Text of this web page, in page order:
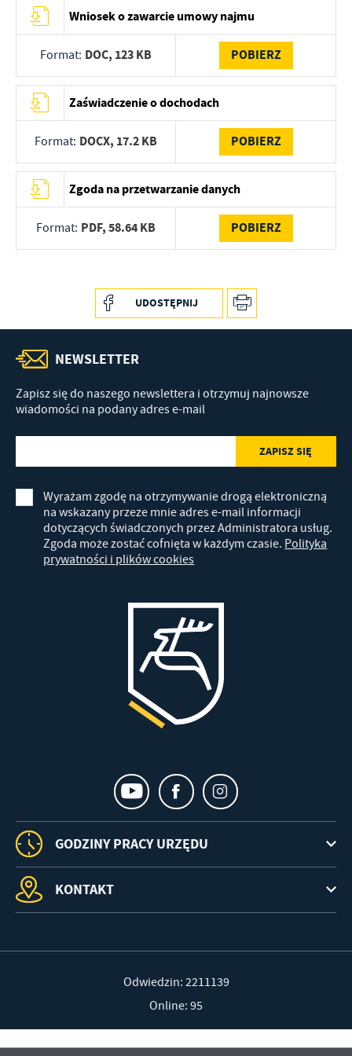
Wniosek o zawarcie umowy najmu
Format: DOC, 123 KB POBIERZ
Zaświadczenie o dochodach
Format: DOCX, 17.2 KB POBIERZ
Zgoda na przetwarzanie danych
Format: PDF,58.64 KB POBIERZ
UDOSTĘPNIJ
NEWSLETTER
Zapisz się do naszego newslettera i otrzymuj najnowsze
wiadomości na podany adres e-mail
Wyrażam zgodę na otrzymywanie drogą elektroniczną
na wskazany przeze mnie adres e-mail informacji
dotyczących świadczonych przez Administratora usług.
Zgoda może zostać cofnięta w każdym czasie. Polityka
prywatności i plików cookies
GODZINY PRACY URZĘDU
KONTAKT
Odwiedzin: 2211139
Online: 95
treści w postaci wiadomości, ofert, komunikatów mediów
społecznościowych.